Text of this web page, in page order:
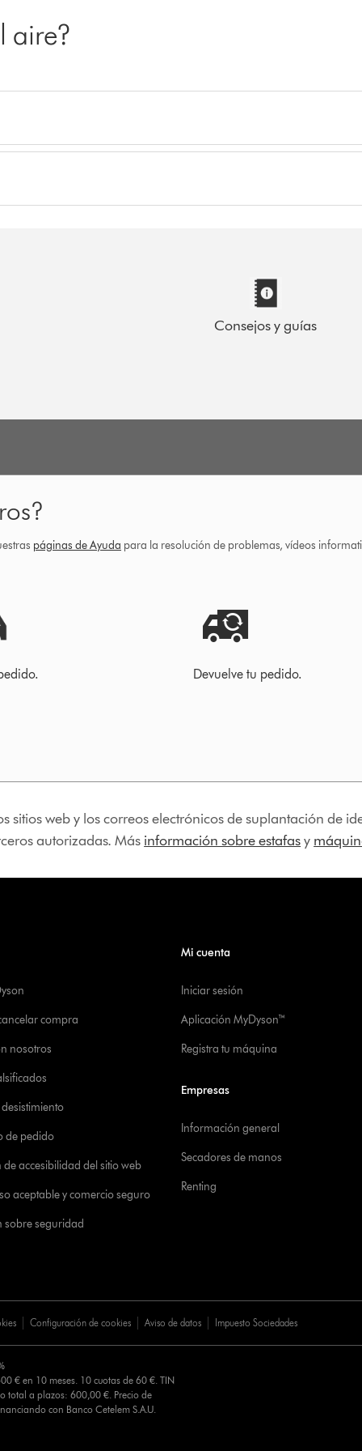
aire?
Consejos y guías
páginas de Ayuda para la resolución de problemas, vídeos
Devuelve tu pedido.
sitios web y los correos electrónicos de suplantación de
autorizadas. Más información sobre estafasy
compra
nosotros
de pedido
accesibilidad del sitio web
aceptable y comercio seguro
sobre seguridad
Mi cuenta
Iniciar sesión
Aplicación MyDyson™
Registra tu máquina
Empresas
Información general
Secadores de manos
Renting
Configuración de cookies Aviso de datos Impuesto Sociedades
€ en 10 meses. 10 cuotas de 60 €. TIN
total a plazos: 600,00 €. Precio de
con Banco Cetelem S.A.U.